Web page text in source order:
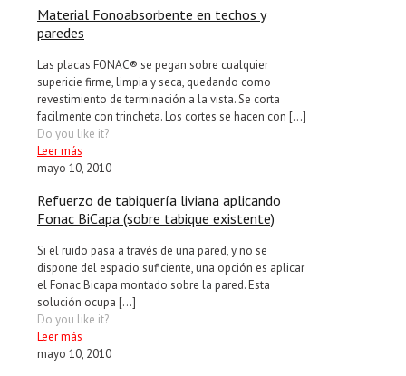
Material Fonoabsorbente en techos y
paredes
Las placas FONAC® se pegan sobre cualquier
supericie firme, limpia y seca, quedando como
revestimiento de terminación a la vista. Se corta
facilmente con trincheta. Los cortes se hacen con […]
Do you like it?
Leer más
mayo 10, 2010
Refuerzo de tabiquería liviana aplicando
Fonac BiCapa (sobre tabique existente)
Si el ruido pasa a través de una pared, y no se
dispone del espacio suficiente, una opción es aplicar
el Fonac Bicapa montado sobre la pared. Esta
solución ocupa […]
Do you like it?
Leer más
mayo 10, 2010